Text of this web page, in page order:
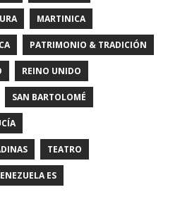
MARTINICA
PATRIMONIO & TRADICIÓN
REINO UNIDO
SAN BARTOLOMÉ
TEATRO
ES